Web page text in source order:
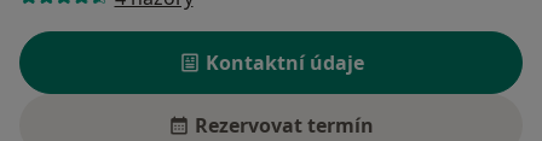
Kontaktní údaje
Rezervovat termín